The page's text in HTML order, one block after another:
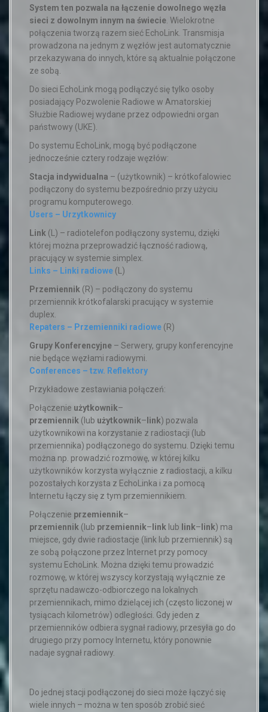
System ten pozwala na łączenie dowolnego węzła
sieci z dowolnym innym na świecie . Wielokrotne
połączenia tworzą razem sieć EchoLink. Transmisja
prowadzona na jednym z węzłów jest automatycznie
przekazywana do innych, które są aktualnie połączone
ze sobą.
Do sieci EchoLink mogą podłączyć się tylko osoby
posiadający Pozwolenie Radiowe w Amatorskiej
Służbie Radiowej wydane przez odpowiedni organ
państwowy (UKE).
Do systemu EchoLink, mogą być podłączone
jednocześnie cztery rodzaje węzłów:
Stacja indywidualna – (użytkownik) – krótkofalowiec
podłączony do systemu bezpośrednio przy użyciu
programu komputerowego.
Users – Urzytkownicy
Link (L) – radiotelefon podłączony systemu, dzięki
której można przeprowadzić łączność radiową,
pracujący w systemie simplex.
Links – Linki radiowe (L)
Przemiennik (R) – podłączony do systemu
przemiennik krótkofalarski pracujący w systemie
duplex.
Repaters – Przemienniki radiowe (R)
Grupy Konferencyjne – Serwery, grupy konferencyjne
nie będące węzłami radiowymi.
Conferences – tzw. Reflektory
Przykładowe zestawiania połączeń:
Połączenie użytkownik–
przemiennik (lub użytkownik– link) pozwala
użytkownikowi na korzystanie z radiostacji (lub
przemiennika) podłączonego do systemu. Dzięki temu
można np. prowadzić rozmowę, w której kilku
użytkowników korzysta wyłącznie z radiostacji, a kilku
pozostałych korzysta z EchoLinka i za pomocą
Internetu łączy się z tym przemiennikiem.
Połączenie przemiennik–
przemiennik (lub przemiennik– link lub link– link) ma
miejsce, gdy dwie radiostacje (link lub przemiennik) są
ze sobą połączone przez Internet przy pomocy
systemu EchoLink. Można dzięki temu prowadzić
rozmowę, w której wszyscy korzystają wyłącznie ze
sprzętu nadawczo-odbiorczego na lokalnych
przemiennikach, mimo dzielącej ich (często liczonej w
tysiącach kilometrów) odległości. Gdy jeden z
przemienników odbiera sygnał radiowy, przesyła go do
drugiego przy pomocy Internetu, który ponownie
nadaje sygnał radiowy.
Do jednej stacji podłączonej do sieci może łączyć się
wiele innych – można w ten sposób zrobić sieć